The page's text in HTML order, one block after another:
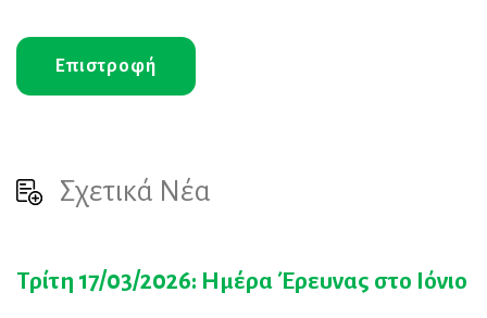
Επιστροφή
Σχετικά Νέα
Τρίτη 17/03/2026: Ημέρα Έρευνας στο Ιόνιο